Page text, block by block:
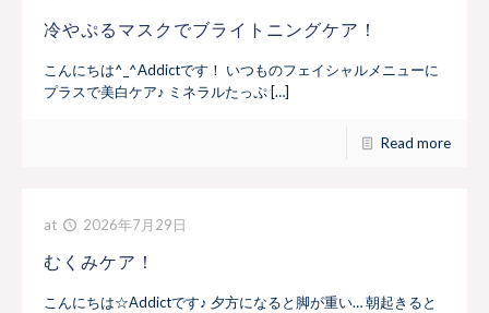
冷やぷるマスクでブライトニングケア！
こんにちは^_^Addictです！ いつものフェイシャルメニューに
プラスで美白ケア♪ ミネラルたっぷ […]
Read more
at 2026年7月29日
むくみケア！
こんにちは☆Addictです♪ 夕方になると脚が重い… 朝起きると